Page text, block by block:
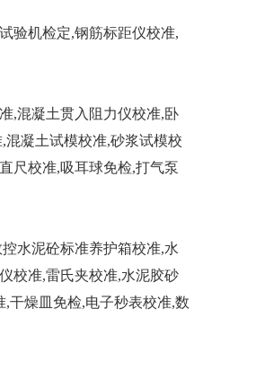
验机检定,钢筋标距仪校准,
,混凝土贯入阻力仪校准,卧
凝土试模校准,砂浆试模校
尺校准,吸耳球免检,打气泵
水泥砼标准养护箱校准,水
校准,雷氏夹校准,水泥胶砂
干燥皿免检,电子秒表校准,数